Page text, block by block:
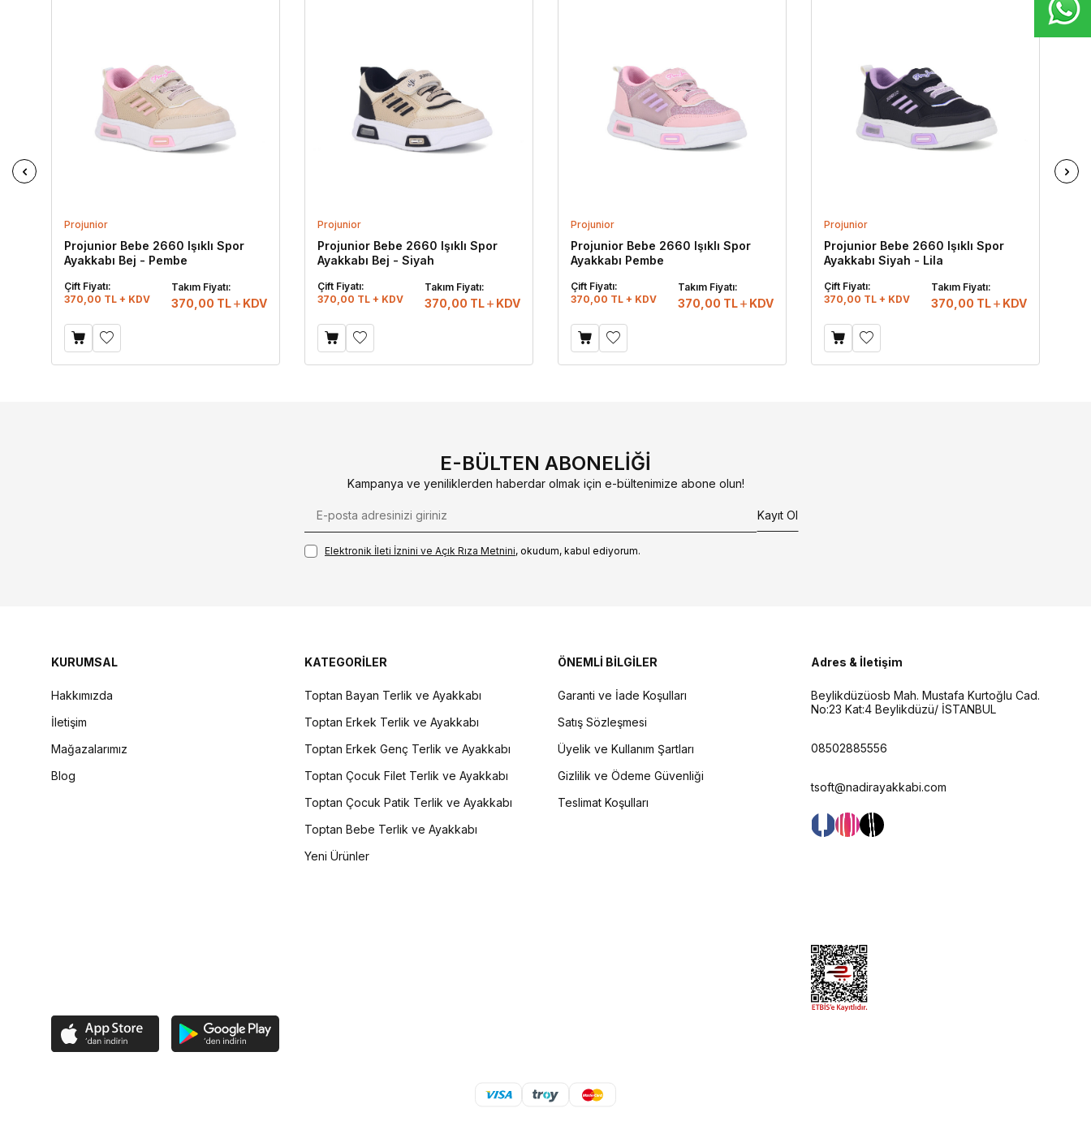
Projunior
Projunior Bebe 2660 Işıklı Spor
Ayakkabı Bej - Pembe
Çift Fiyatı:
370,00 TL + KDV
Takım Fiyatı:
370,00 TL KDV
Projunior
Projunior Bebe 2660 Işıklı Spor
Ayakkabı Bej - Siyah
Çift Fiyatı:
370,00 TL + KDV
Takım Fiyatı:
370,00 TL KDV
Projunior
Projunior Bebe 2660 Işıklı Spor
Ayakkabı Pembe
Çift Fiyatı:
370,00 TL + KDV
Takım Fiyatı:
370,00 TL KDV
Projunior
Projunior Bebe 2660 Işıklı Spor
Ayakkabı Siyah - Lila
Çift Fiyatı:
370,00 TL + KDV
Takım Fiyatı:
370,00 TL KDV
E-BÜLTEN ABONELIĞI
Kampanya ve yeniliklerden haberdar olmak için e-bültenimize abone olun!
Kayıt Ol
Elektronik İleti İzni‌ni ve Açık Rıza Metni‌ni, okudum, kabul ediyorum.
KURUMSAL
Hakkımızda
İletişim
Mağazalarımız
Blog
KATEGORİLER
Toptan Bayan Terlik ve Ayakkabı
Toptan Erkek Terlik ve Ayakkabı
Toptan Erkek Genç Terlik ve Ayakkabı
Toptan Çocuk Filet Terlik ve Ayakkabı
Toptan Çocuk Patik Terlik ve Ayakkabı
Toptan Bebe Terlik ve Ayakkabı
Yeni Ürünler
ÖNEMLİ BİLGİLER
Garanti ve İade Koşulları
Satış Sözleşmesi
Üyelik ve Kullanım Şartları
Gizlilik ve Ödeme Güvenliği
Teslimat Koşulları
Adres & İletişim
Beylikdüzüosb Mah. Mustafa Kurtoğlu Cad.
No:23 Kat:4 Beylikdüzü/ İSTANBUL
08502885556
tsoft@nadirayakkabi.com